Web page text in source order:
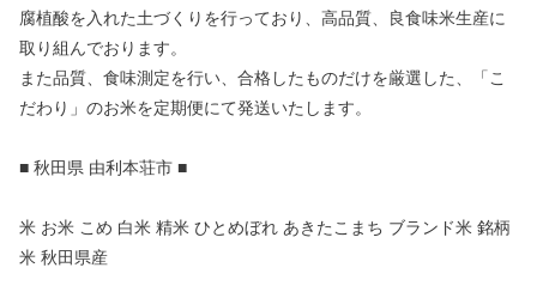
腐植酸を入れた土づくりを行っており、高品質、良食味米生産に
取り組んでおります。
また品質、食味測定を行い、合格したものだけを厳選した、「こ
だわり」のお米を定期便にて発送いたします。
■ 秋田県 由利本荘市 ■
米 お米 こめ 白米 精米 ひとめぼれ あきたこまち ブランド米 銘柄
米 秋田県産